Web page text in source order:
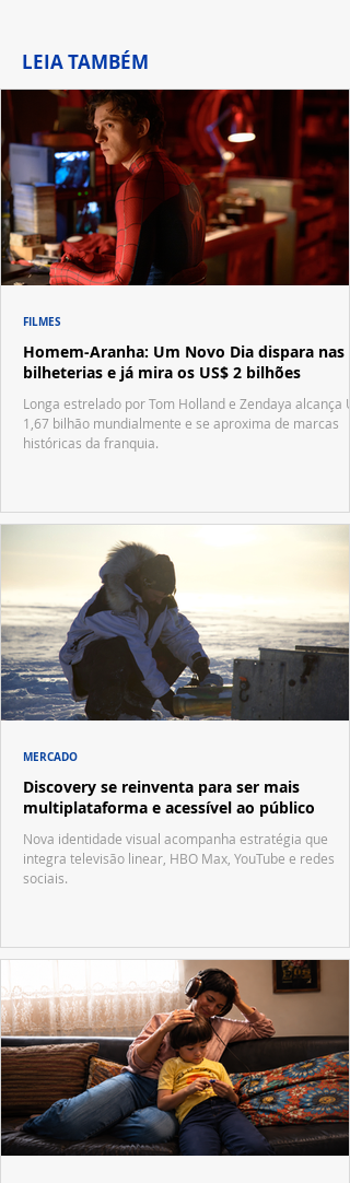
LEIA TAMBÉM
Homem-Aranha: Um Novo Dia dispara nas
bilheterias e já mira os US$ 2 bilhões
Longa estrelado por Tom Holland e Zendaya alcança
1,67 bilhão mundialmente e se aproxima de marcas
históricas da franquia.
FILMES
Discovery se reinventa para ser mais
multiplataforma e acessível ao público
Nova identidade visual acompanha estratégia que
integra televisão linear, HBO Max, YouTube e redes
sociais.
MERCADO